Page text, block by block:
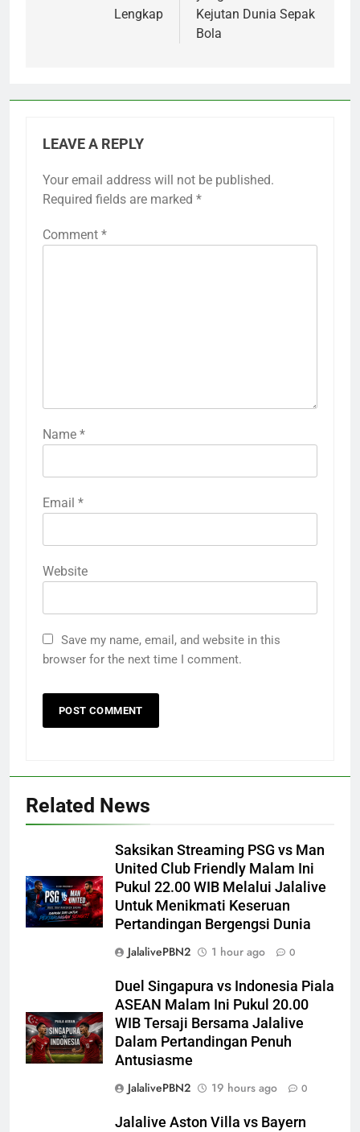
Lengkap
Kejutan Dunia Sepak
Bola
LEAVE A REPLY
Your email address will not be published.
Required fields are marked *
Comment *
Name *
Email *
Website
Save my name, email, and website in this
browser for the next time I comment.
Related News
Saksikan Streaming PSG vs Man
United Club Friendly Malam Ini
Pukul 22.00 WIB Melalui Jalalive
Untuk Menikmati Keseruan
Pertandingan Bergengsi Dunia
JalalivePBN2
1 hour ago 0
Duel Singapura vs Indonesia Piala
ASEAN Malam Ini Pukul 20.00
WIB Tersaji Bersama Jalalive
Dalam Pertandingan Penuh
Antusiasme
JalalivePBN2
19 hours ago 0
Jalalive Aston Villa vs Bayern